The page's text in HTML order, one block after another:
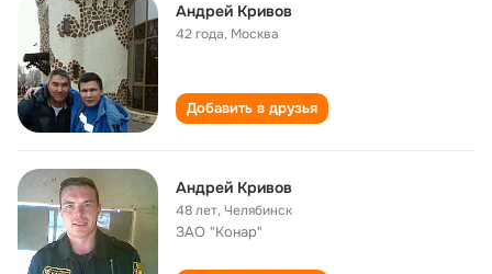
Андрей Кривов
42 года, Москва
Добавить в друзья
Андрей Кривов
48 лет,Челябинск
ЗАО "Конар"